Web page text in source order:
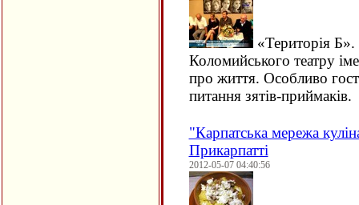
«Територія Б».
Коломийського театру
про життя. Особливо
питання зятів-приймаків.
"Карпатська мережа
Прикарпатті
2012-05-07 04:40:56